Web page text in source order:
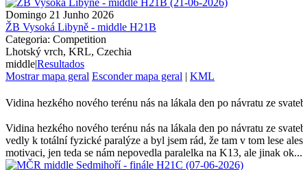
Domingo 21 Junho 2026
ŽB Vysoká Libyně - middle H21B
Categoria: Competition
Lhotský vrch, KRL, Czechia
middle|Resultados
Mostrar mapa geral Esconder mapa geral | KML
Vidina hezkého nového terénu nás na lákala den po návratu ze
Vidina hezkého nového terénu nás na lákala den po návratu ze
vedly k totální fyzické paralýze a byl jsem rád, že tam v tom lese
motivaci, jen teda se nám nepovedla paralelka na K13, ale jinak ok...